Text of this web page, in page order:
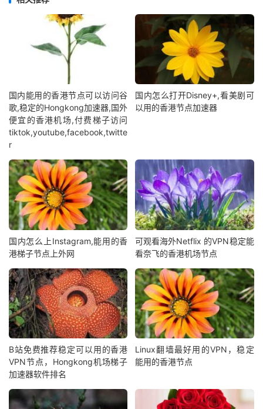
国内能用的香港节点可以访问谷
歌,稳定的Hongkong加速器,国外
便宜的香港机场,付费梯子访问
tiktok,youtube,facebook,twitte
r
国内怎么打开Disney+,看美剧可
以用的香港节点加速器
国内怎么上Instagram,能用的香
港梯子节点上外网
可观看海外Netflix 的VPN稳定能
看奈飞的香港机场节点
B站免费推荐稳定可以用的香港
VPN节点，Hongkong机场梯子
加速器软件排名
Linux翻墙最好用的VPN，稳定
能用的香港节点